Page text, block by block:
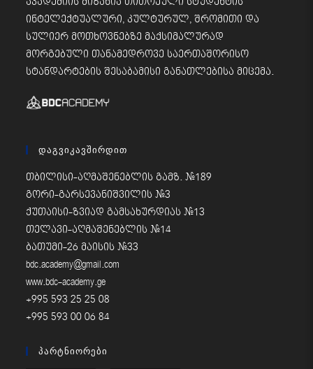
ინტელექტუალური, კულტურულ, შრომითი და
სულიერ მოთხოვნებზე მაქსიმალურად
მორგებული თანამედროვე საერთაშორისო
სტანდარტების შესაბამისი განათლებისა მიცემა.
Დაგვიკავშირდით
თბილისი-აღმაშენებლის გამზ. #189
გორი-გარსევანიშვილის #3
ქუთაისი-ზვიად გამსახურდიას #13
თელავი-აღმაშენებლის #14
ბათუმი-26 მაისის #33
bdc.academy@gmail.com
www.bdc-academy.ge
+995 593 25 25 08
+995 593 00 06 84
Პარტნიორები